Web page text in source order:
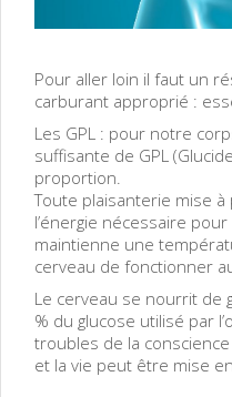
Pour aller loin il faut un
carburant approprié :
Les GPL : pour notre
suffisante de GPL
proportion.
Toute plaisanterie mise
l’énergie nécessaire
maintienne une
cerveau de fonctionner
Le cerveau se nourrit de
% du glucose utilisé par
troubles de la
et la vie peut être mise